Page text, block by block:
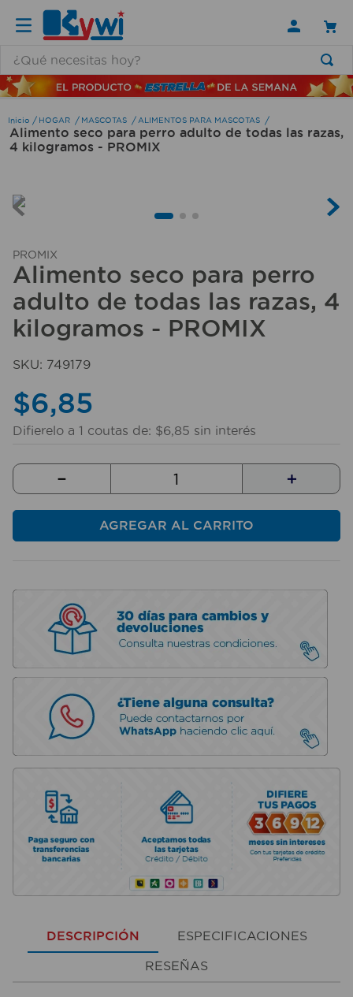
HOGAR MASCOTAS ALIMENTOS PARA MASCOTAS
Alimento seco para perro adulto de todas las razas,
4 kilogramos - PROMIX
PROMIX
Alimento seco para perro
adulto de todas las razas, 4
kilogramos - PROMIX
SKU: 749179
$6,85
Difierelo a 1 coutas de: $6,85 sin interés
＋
－
AGREGAR AL CARRITO
DESCRIPCIÓN ESPECIFICACIONES
RESEÑAS
TÉRMINOS MÁS BUSCADOS
1 .
lamparas
2 .
ducha
4.
6.
escritorio
7.
cerradura
8.
aspiradora
9.
fregadero
10. taladro